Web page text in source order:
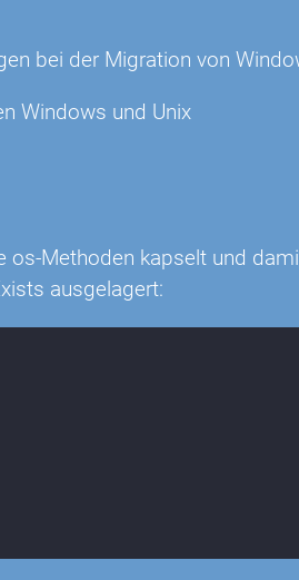
bei der Migration von
Windows und Unix
Methoden kapselt und
ausgelagert: